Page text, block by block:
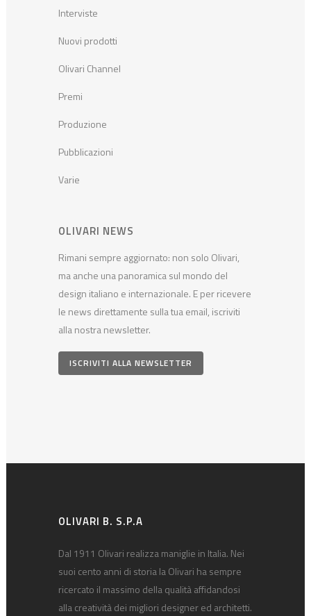
Interviste
Nuovi prodotti
Olivari Channel
Premi
Produzione
Pubblicazioni
Varie
OLIVARI NEWS
Rimani sempre aggiornato: non solo Olivari,
ma anche una panoramica sul mondo del
design italiano e internazionale. E per ricevere
le news direttamente sulla tua email, iscriviti
alla nostra newsletter.
ISCRIVITI ALLA NEWSLETTER
OLIVARI B. S.P.A
Dal 1911 Olivari realizza maniglie in Italia. Nei
suoi cento anni di storia la Olivari ha sempre
ricercato il massimo della qualità affidandosi
alla creatività dei migliori designer ed architetti.